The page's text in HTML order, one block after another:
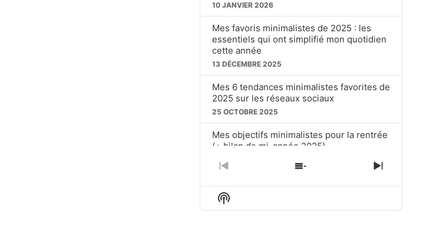
10 JANVIER 2026
Mes favoris minimalistes de 2025 : les
essentiels qui ont simplifié mon quotidien
cette année
13 DÉCEMBRE 2025
Mes 6 tendances minimalistes favorites de
2025 sur les réseaux sociaux
25 OCTOBRE 2025
Mes objectifs minimalistes pour la rentrée
(+ bilan de mi-année 2025)
20 SEPTEMBRE 2025
j’utilise toujours en tant que minimaliste
PREVIOUS
EPISODE
SHOW
EPISODES
NEXT
Show
Podcast